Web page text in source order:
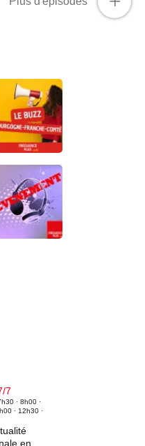
7
· 8h00 ·
· 12h30 ·
en